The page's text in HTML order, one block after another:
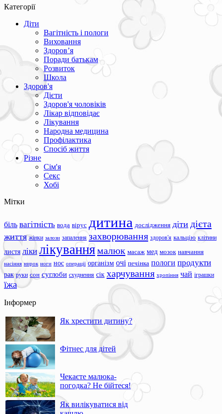
Категорії
Діти
Вагітність і пологи
Виховання
Здоров’я
Поради батькам
Розвиток
Школа
Здоров'я
Дієти
Здоров'я чоловіків
Лікар відповідає
Лікування
Народна медицина
Профілактика
Спосіб життя
Різне
Сім'я
Секс
Хобі
Мітки
біль вагітність вода вірус дитина дослідження діти дієта
життя жінки залози запалення захворювання здоров'я кальцію клітини
листя ліки лікуваннямалюк масаж мед мозок навчання
насіння нирок ноги нос операції організм очі печінка пологи продукти
рак руки сон суглоби схуднення сік харчування хропіння чай іграшки
їжа
Інформер
Як хрестити дитину?
Фітнес для дітей
Чекаєте малюка-
погодка? Не бійтеся!
Як вилікуватися від